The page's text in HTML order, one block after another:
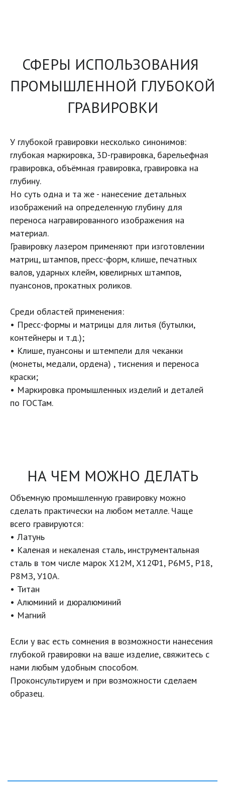
СФЕРЫ ИСПОЛЬЗОВАНИЯ
ПРОМЫШЛЕННОЙ ГЛУБОКОЙ
ГРАВИРОВКИ
У глубокой гравировки несколько синонимов:
глубокая маркировка, 3D-гравировка, барельефная
гравировка, объёмная гравировка, гравировка на
глубину.
Но суть одна и та же - нанесение детальных
изображений на определенную глубину для
переноса награвированного изображения на
материал.
Гравировку лазером применяют при изготовлении
матриц, штампов, пресс-форм, клише, печатных
валов, ударных клейм, ювелирных штампов,
пуансонов, прокатных роликов.
Среди областей применения:
• Пресс-формы и матрицы для литья (бутылки,
контейнеры и т.д.);
• Клише, пуансоны и штемпели для чеканки
(монеты, медали, ордена) , тиснения и переноса
краски;
• Маркировка промышленных изделий и деталей
по ГОСТам.
НА ЧЕМ МОЖНО ДЕЛАТЬ
Объемную промышленную гравировку можно
сделать практически на любом металле. Чаще
всего гравируются:
• Латунь
• Каленая и некаленая сталь, инструментальная
сталь в том числе марок Х12М, Х12Ф1, Р6М5, Р18,
Р8МЗ, У10А.
• Титан
• Алюминий и дюралюминий
• Магний
Если у вас есть сомнения в возможности нанесения
глубокой гравировки на ваше изделие, свяжитесь с
нами любым удобным способом.
Проконсультируем и при возможности сделаем
образец.